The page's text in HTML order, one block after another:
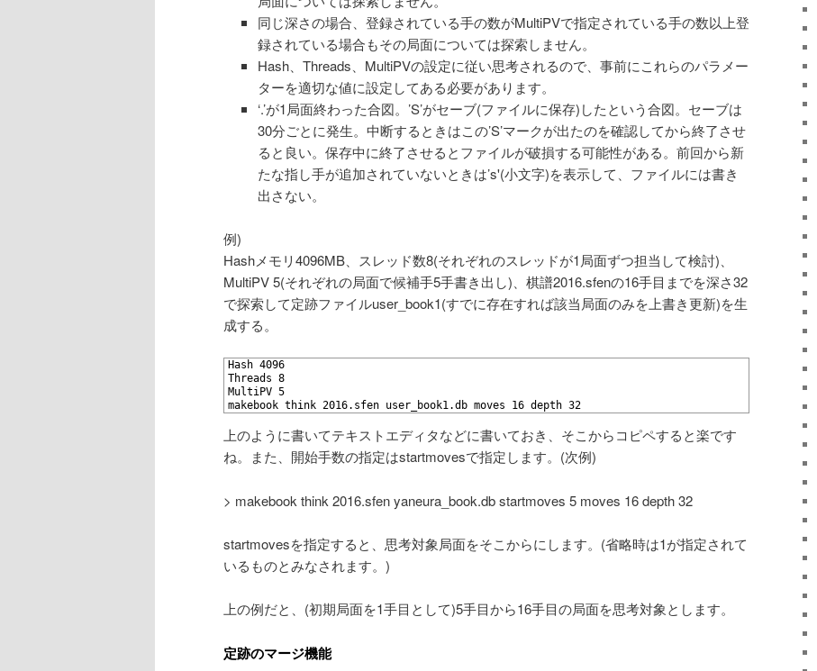
同じ深さの場合、登録されている手の数がMultiPVで指定されている手の数以上登
録されている場合もその局面については探索しません。
Hash、Threads、MultiPVの設定に従い思考されるので、事前にこれらのパラメー
ターを適切な値に設定してある必要があります。
‘.’が1局面終わった合図。’S’がセーブ(ファイルに保存)したという合図。セーブは
30分ごとに発生。中断するときはこの’S’マークが出たのを確認してから終了させ
ると良い。保存中に終了させるとファイルが破損する可能性がある。前回から新
たな指し手が追加されていないときは’s'(小文字)を表示して、ファイルには書き
出さない。
例)
Hashメモリ4096MB、スレッド数8(それぞれのスレッドが1局面ずつ担当して検討)、
MultiPV 5(それぞれの局面で候補手5手書き出し)、棋譜2016.sfenの16手目までを深さ32
で探索して定跡ファイルuser_book1(すでに存在すれば該当局面のみを上書き更新)を生
成する。
Hash 4096
Threads 8
MultiPV 5
makebook think 2016.sfen user_book1.db moves 16 depth 32
上のように書いてテキストエディタなどに書いておき、そこからコピペすると楽です
ね。また、開始手数の指定はstartmovesで指定します。(次例)
> makebook think 2016.sfen yaneura_book.db startmoves 5 moves 16 depth 32
startmovesを指定すると、思考対象局面をそこからにします。(省略時は1が指定されて
いるものとみなされます。)
上の例だと、(初期局面を1手目として)5手目から16手目の局面を思考対象とします。
定跡のマージ機能